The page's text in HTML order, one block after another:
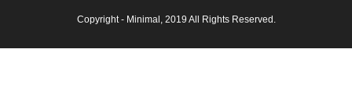
Copyright - Minimal, 2019 All Rights Reserved.